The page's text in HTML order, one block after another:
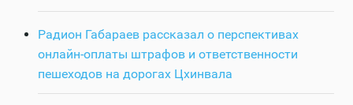
Радион Габараев рассказал о перспективах
онлайн-оплаты штрафов и ответственности
пешеходов на дорогах Цхинвала